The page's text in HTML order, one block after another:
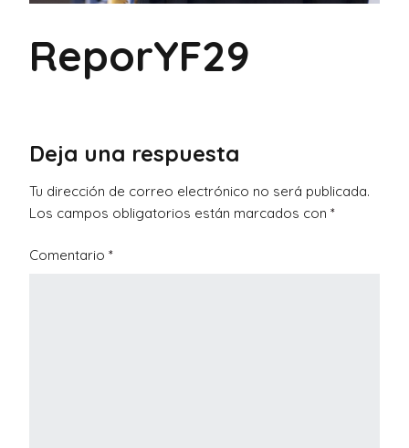
ReporYF29
Deja una respuesta
Tu dirección de correo electrónico no será publicada.
Los campos obligatorios están marcados con *
Comentario *